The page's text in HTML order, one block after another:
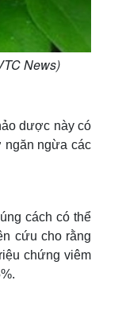
News)
dược này có
ngăn ngừa các
cách có thể
cứu cho rằng
chứng viêm